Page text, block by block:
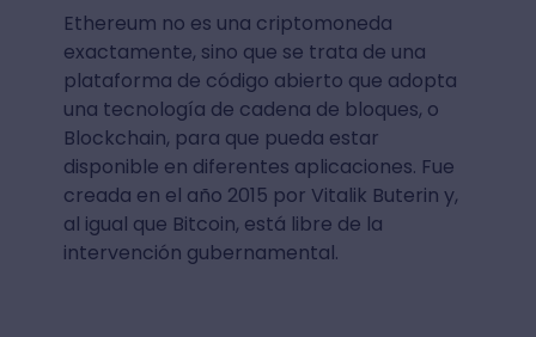
Ethereum no es una criptomoneda
exactamente, sino que se trata de una
plataforma de código abierto que adopta
una tecnología de cadena de bloques, o
Blockchain, para que pueda estar
disponible en diferentes aplicaciones. Fue
creada en el año 2015 por Vitalik Buterin y,
al igual que Bitcoin, está libre de la
intervención gubernamental.